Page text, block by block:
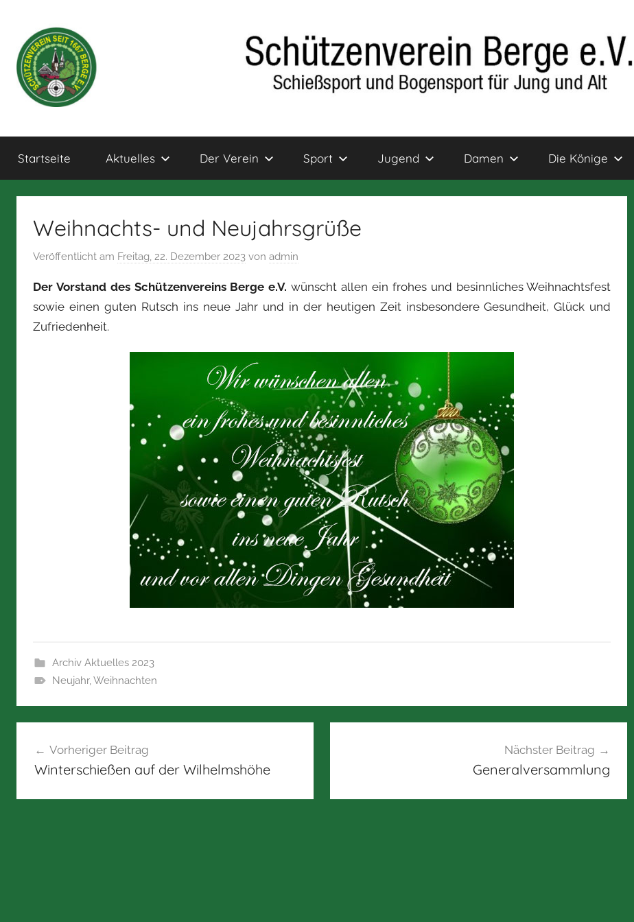
springen
Schützenverein
Berge
und
Bogensport
Jung
Startseite Aktuelles Der Verein Sport Jugend Damen Die Könige
Weihnachts- und Neujahrsgrüße
Veröffentlicht am Freitag, 22. Dezember 2023 von admin
Der Vorstand des Schützenvereins Berge e.V. wünscht allen ein frohes und besinnliches Weihnachtsfest
sowie einen guten Rutsch ins neue Jahr und in der heutigen Zeit insbesondere Gesundheit, Glück und
Zufriedenheit.
Archiv Aktuelles 2023
Neujahr,Weihnachten
Vorheriger Beitrag
Winterschießen auf der Wilhelmshöhe
Nächster Beitrag
Generalversammlung